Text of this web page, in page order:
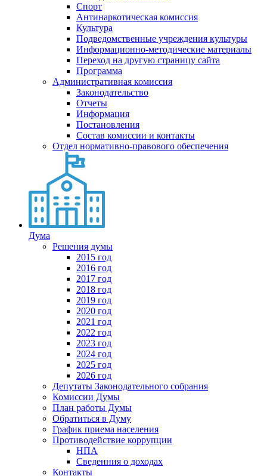
Спорт
Антинаркотическая комиссия
Культура
Подведомственные учреждения культуры
Информационно-методические материалы
Переход на другую страницу сайта
Программа
Административная комиссия
Законодательство
Отчеты
Информация
Постановления
Состав комиссии и контакты
Отдел нормативно-правового обеспечения
Дума
Решения думы
2015 год
2016 год
2017 год
2018 год
2019 год
2020 год
2021 год
2022 год
2023 год
2024 год
2025 год
2026 год
Депутаты Законодательного собрания
Комиссии Думы
План работы Думы
Обратиться в Думу
График приема населения
Противодействие коррупции
НПА
Сведенния о доходах
Контакты